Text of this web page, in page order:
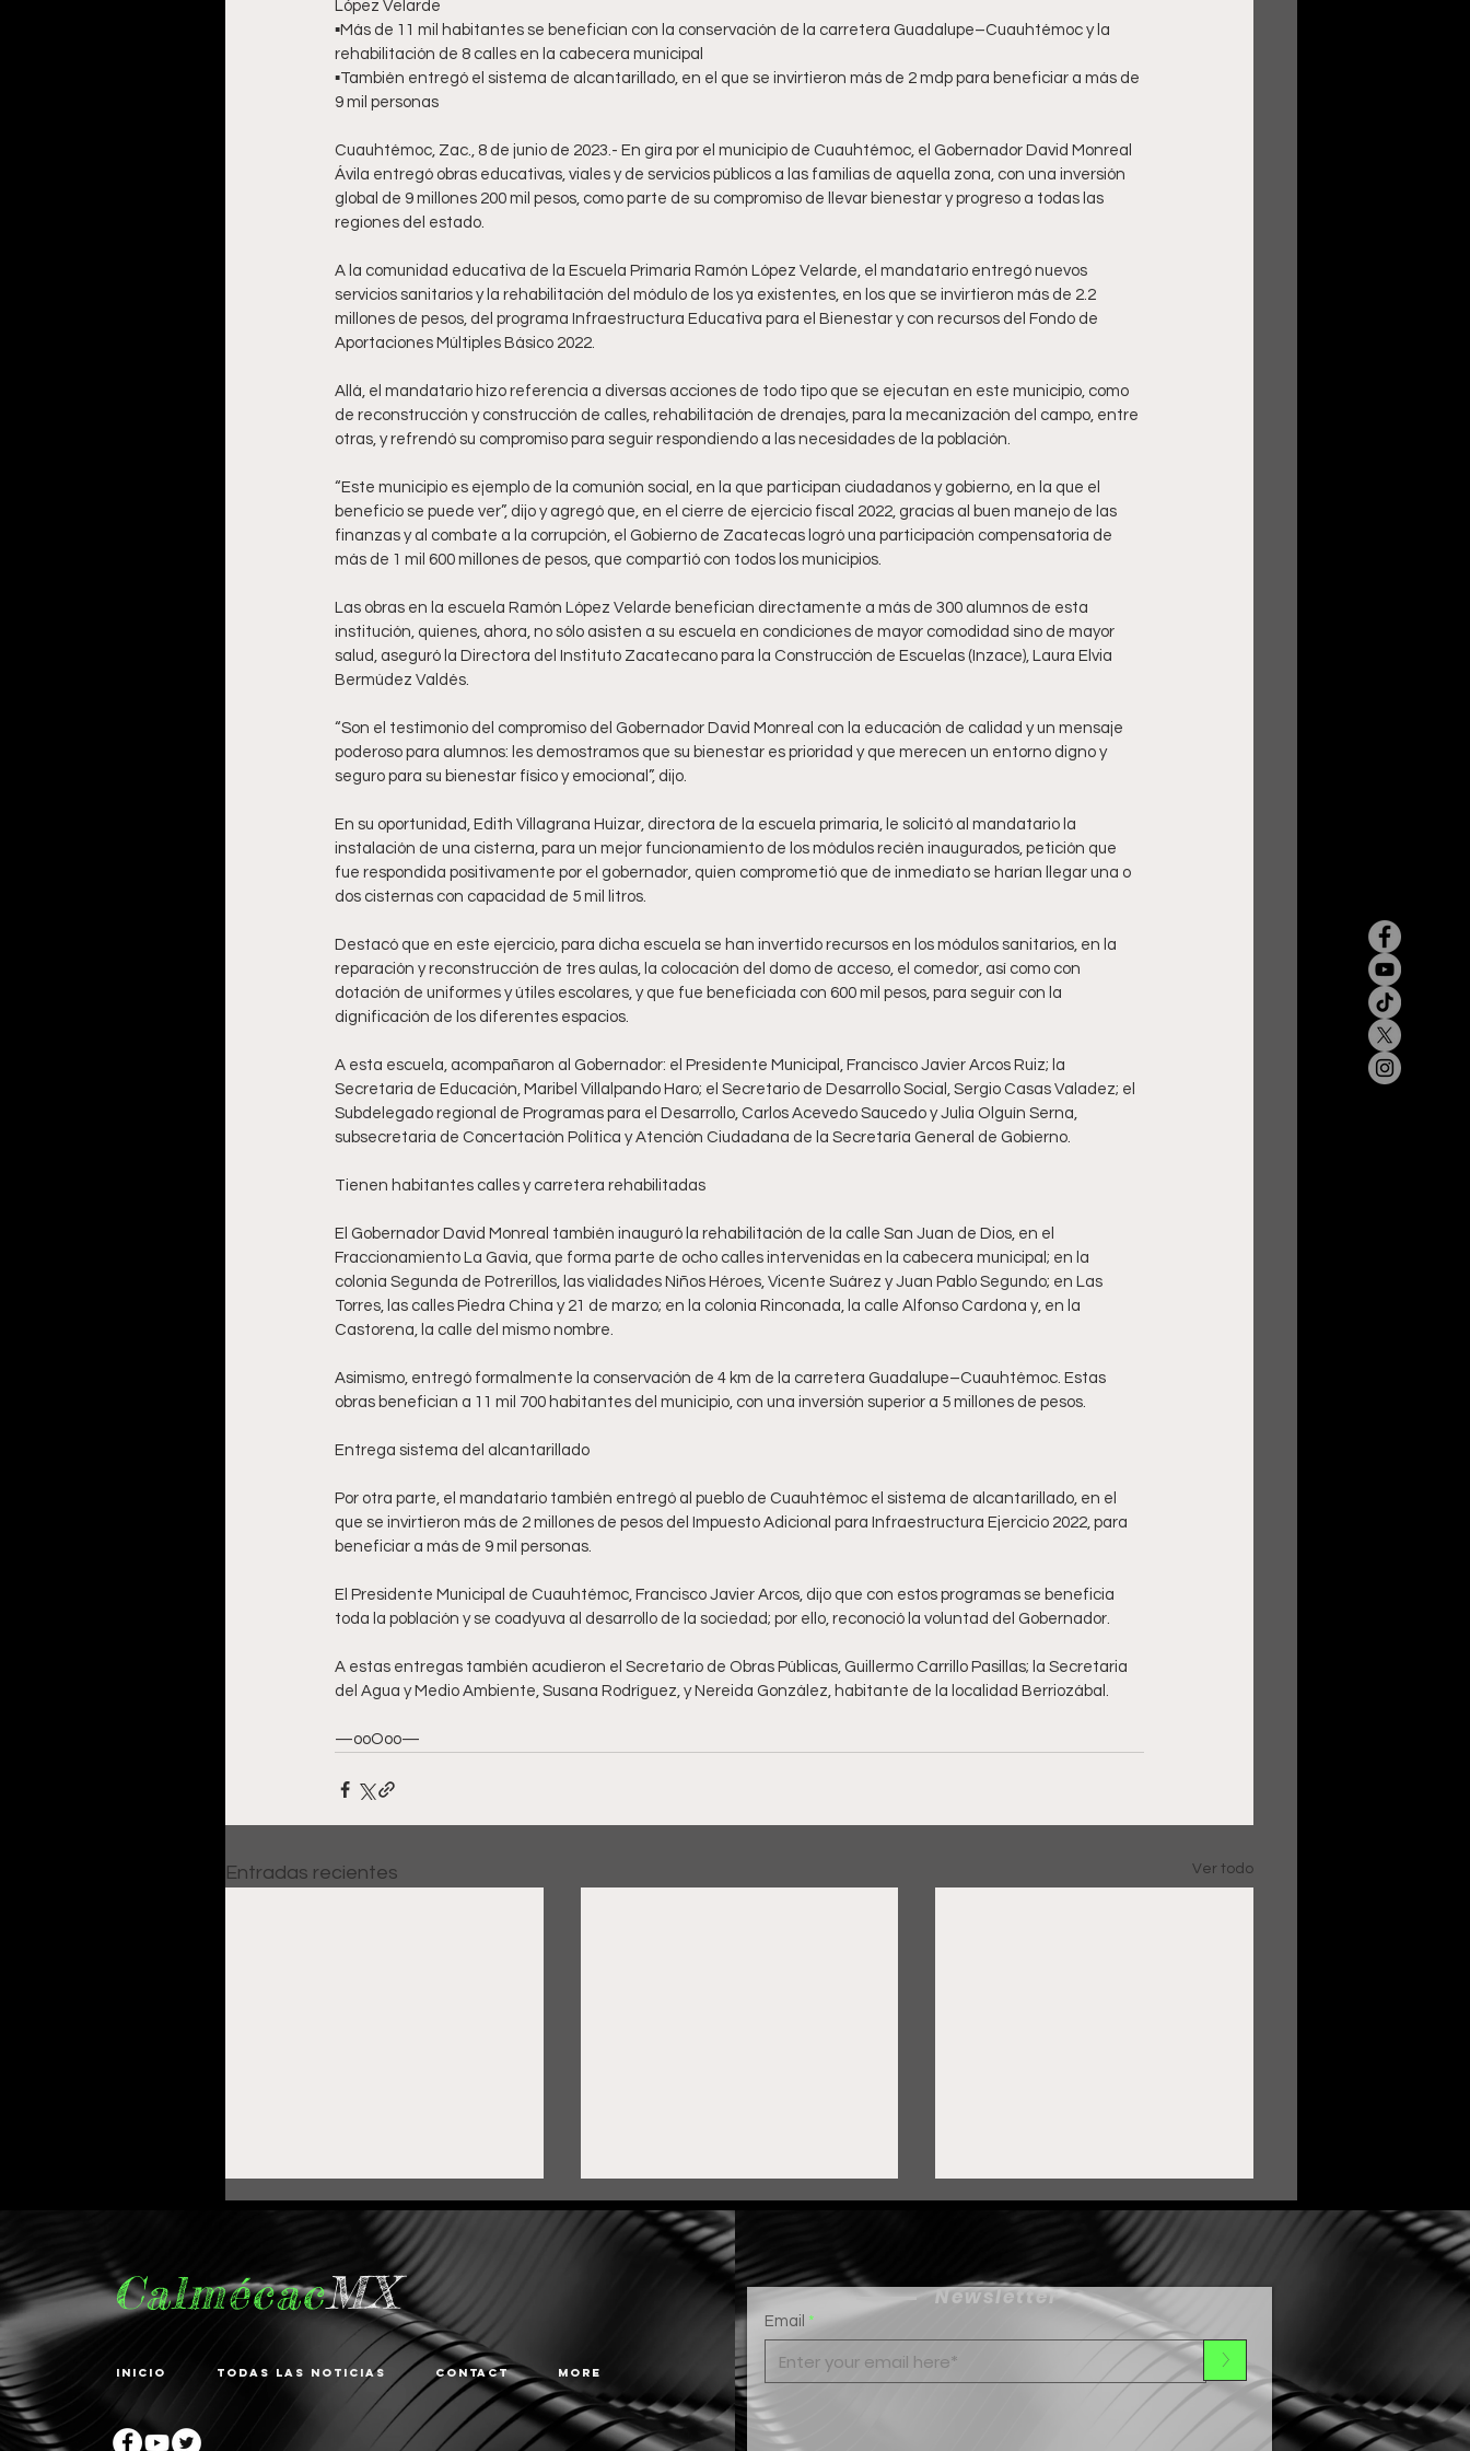
López Velarde
▪️Más de 11 mil habitantes se benefician con la conservación de la carretera Guadalupe–Cuauhtémoc y la
rehabilitación de 8 calles en la cabecera municipal
▪️También entregó el sistema de alcantarillado, en el que se invirtieron más de 2 mdp para beneficiar a más de
9 mil personas
Cuauhtémoc, Zac., 8 de junio de 2023.- En gira por el municipio de Cuauhtémoc, el Gobernador David Monreal
Ávila entregó obras educativas, viales y de servicios públicos a las familias de aquella zona, con una inversión
global de 9 millones 200 mil pesos, como parte de su compromiso de llevar bienestar y progreso a todas las
regiones del estado.
A la comunidad educativa de la Escuela Primaria Ramón López Velarde, el mandatario entregó nuevos
servicios sanitarios y la rehabilitación del módulo de los ya existentes, en los que se invirtieron más de 2.2
millones de pesos, del programa Infraestructura Educativa para el Bienestar y con recursos del Fondo de
Aportaciones Múltiples Básico 2022.
Allá, el mandatario hizo referencia a diversas acciones de todo tipo que se ejecutan en este municipio, como
de reconstrucción y construcción de calles, rehabilitación de drenajes, para la mecanización del campo, entre
otras, y refrendó su compromiso para seguir respondiendo a las necesidades de la población.
“Este municipio es ejemplo de la comunión social, en la que participan ciudadanos y gobierno, en la que el
beneficio se puede ver”, dijo y agregó que, en el cierre de ejercicio fiscal 2022, gracias al buen manejo de las
finanzas y al combate a la corrupción, el Gobierno de Zacatecas logró una participación compensatoria de
más de 1 mil 600 millones de pesos, que compartió con todos los municipios.
Las obras en la escuela Ramón López Velarde benefician directamente a más de 300 alumnos de esta
institución, quienes, ahora, no sólo asisten a su escuela en condiciones de mayor comodidad sino de mayor
salud, aseguró la Directora del Instituto Zacatecano para la Construcción de Escuelas (Inzace), Laura Elvia
Bermúdez Valdés.
“Son el testimonio del compromiso del Gobernador David Monreal con la educación de calidad y un mensaje
poderoso para alumnos: les demostramos que su bienestar es prioridad y que merecen un entorno digno y
seguro para su bienestar físico y emocional”, dijo.
En su oportunidad, Edith Villagrana Huizar, directora de la escuela primaria, le solicitó al mandatario la
instalación de una cisterna, para un mejor funcionamiento de los módulos recién inaugurados, petición que
fue respondida positivamente por el gobernador, quien comprometió que de inmediato se harían llegar una o
dos cisternas con capacidad de 5 mil litros.
Destacó que en este ejercicio, para dicha escuela se han invertido recursos en los módulos sanitarios, en la
reparación y reconstrucción de tres aulas, la colocación del domo de acceso, el comedor, así como con
dotación de uniformes y útiles escolares, y que fue beneficiada con 600 mil pesos, para seguir con la
dignificación de los diferentes espacios.
A esta escuela, acompañaron al Gobernador: el Presidente Municipal, Francisco Javier Arcos Ruiz; la
Secretaria de Educación, Maribel Villalpando Haro; el Secretario de Desarrollo Social, Sergio Casas Valadez; el
Subdelegado regional de Programas para el Desarrollo, Carlos Acevedo Saucedo y Julia Olguín Serna,
subsecretaria de Concertación Política y Atención Ciudadana de la Secretaría General de Gobierno.
Tienen habitantes calles y carretera rehabilitadas
El Gobernador David Monreal también inauguró la rehabilitación de la calle San Juan de Dios, en el
Fraccionamiento La Gavia, que forma parte de ocho calles intervenidas en la cabecera municipal; en la
colonia Segunda de Potrerillos, las vialidades Niños Héroes, Vicente Suárez y Juan Pablo Segundo; en Las
Torres, las calles Piedra China y 21 de marzo; en la colonia Rinconada, la calle Alfonso Cardona y, en la
Castorena, la calle del mismo nombre.
Asimismo, entregó formalmente la conservación de 4 km de la carretera Guadalupe–Cuauhtémoc. Estas
obras benefician a 11 mil 700 habitantes del municipio, con una inversión superior a 5 millones de pesos.
Entrega sistema del alcantarillado
Por otra parte, el mandatario también entregó al pueblo de Cuauhtémoc el sistema de alcantarillado, en el
que se invirtieron más de 2 millones de pesos del Impuesto Adicional para Infraestructura Ejercicio 2022, para
beneficiar a más de 9 mil personas.
El Presidente Municipal de Cuauhtémoc, Francisco Javier Arcos, dijo que con estos programas se beneficia
toda la población y se coadyuva al desarrollo de la sociedad; por ello, reconoció la voluntad del Gobernador.
A estas entregas también acudieron el Secretario de Obras Públicas, Guillermo Carrillo Pasillas; la Secretaria
del Agua y Medio Ambiente, Susana Rodríguez, y Nereida González, habitante de la localidad Berriozábal.
—ooOoo—
Entradas recientes Ver todo
Fortalece Gobierno de
Pepe Saldívar la
Gobierno de Pepe Saldívar
y grupo FEMSA generan
Fortalece Zacatecas lazos
CalmécacMX
Inicio Todas las noticias Contact More
Newsletter
Email
>